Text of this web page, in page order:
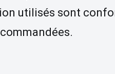
utilisés sont